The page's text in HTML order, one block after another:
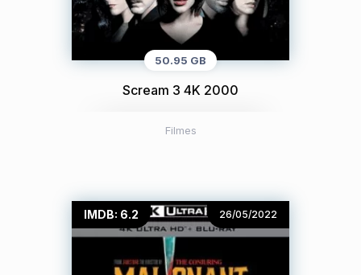
50.95 GB
Scream 3 4K 2000
Filmes
IMDB: 6.2 26/05/2022